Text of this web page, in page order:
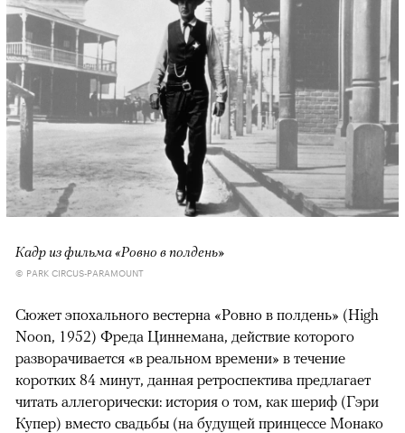
Кадр из фильма «Ровно в полдень»
© PARK CIRCUS-PARAMOUNT
Сюжет эпохального вестерна «Ровно в полдень» (High
Noon, 1952) Фреда Циннемана, действие которого
разворачивается «в реальном времени» в течение
коротких 84 минут, данная ретроспектива предлагает
читать аллегорически: история о том, как шериф (Гэри
Купер) вместо свадьбы (на будущей принцессе Монако